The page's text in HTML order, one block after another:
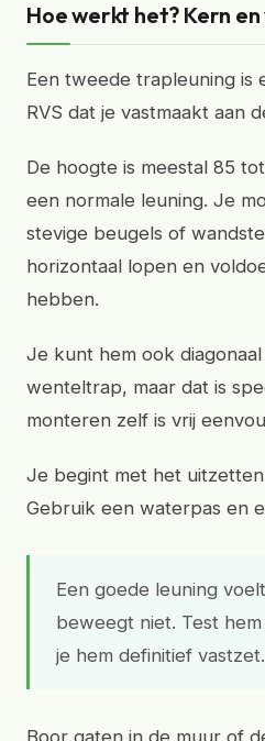
Hoe werkt het? Kern
Een tweede trapleuning is
RVS dat je vastmaakt aan
De hoogte is meestal 85
een normale leuning. Je
stevige beugels of
horizontaal lopen en
hebben.
Je kunt hem ook
wenteltrap, maar dat is
monteren zelf is vrij
Je begint met het
Gebruik een waterpas en
Een goede leuning
beweegt niet. Test
je hem definitief vastzet.
Boor gaten in de muur of